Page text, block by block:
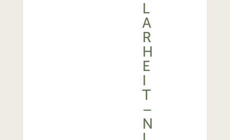
L
A
R
H
E
I
T
–
N